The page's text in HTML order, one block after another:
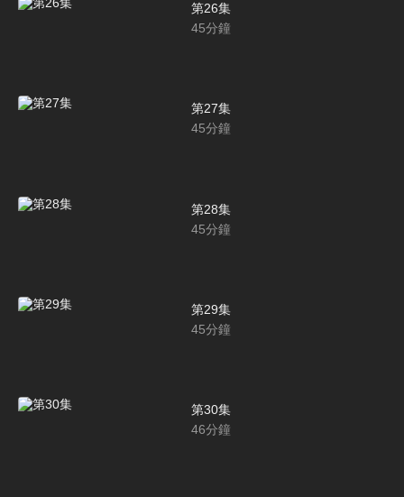
第26集
45分鐘
第27集
45分鐘
第28集
45分鐘
第29集
45分鐘
第30集
46分鐘